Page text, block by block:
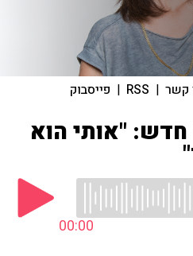
קשר |
RSS
| פייסבוק
חדש: "אותי הוא
00:00